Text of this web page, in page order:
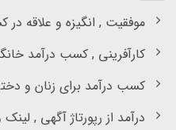
موفقیت , انگیزه و علاقه
کارآفرینی , کسب درآمد
کسب درآمد برای زنان و
درآمد از رپورتاژ آگهی ,